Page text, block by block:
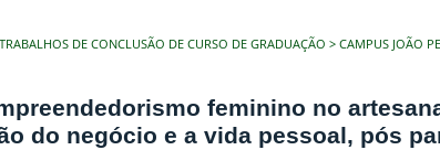
TRABALHOS DE CONCLUSÃO DE CURSO DE GRADUAÇÃO
CAMPUS JOÃO
feminino no
do negócio e a vida pessoal, pós